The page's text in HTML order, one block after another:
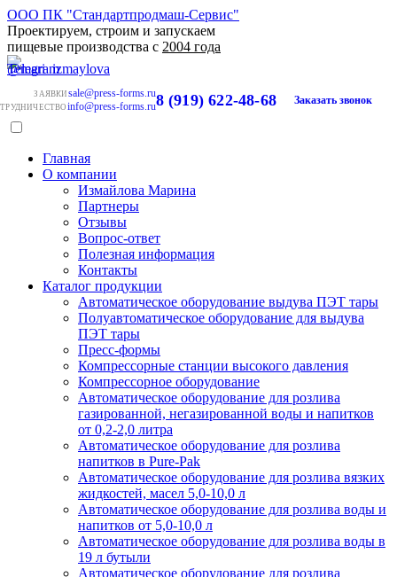
ООО ПК "Стандартпродмаш-Сервис"
Проектируем, строим и запускаем
пищевые производства с 2004 года
ЗАЯВКИ sale@press-forms.ru
info@press-forms.ru8 (919) 622-48-68 Заказать звонок
Главная
О компании
Измайлова Марина
Партнеры
Отзывы
Вопрос-ответ
Полезная информация
Контакты
Каталог продукции
Автоматическое оборудование выдува ПЭТ тары
Полуавтоматическое оборудование для выдува
ПЭТ тары
Пресс-формы
Компрессорные станции высокого давления
Компрессорное оборудование
Автоматическое оборудование для розлива
газированной, негазированной воды и напитков
от 0,2-2,0 литра
Автоматическое оборудование для розлива
напитков в Pure-Pak
Автоматическое оборудование для розлива вязких
жидкостей, масел 5,0-10,0 л
Автоматическое оборудование для розлива воды и
напитков от 5,0-10,0 л
Автоматическое оборудование для розлива воды в
19 л бутыли
Автоматическое оборудование для розлива